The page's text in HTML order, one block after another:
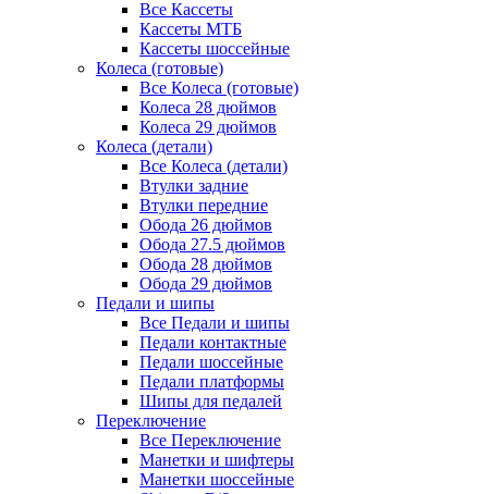
Все Кассеты
Кассеты МТБ
Кассеты шоссейные
Колеса (готовые)
Все Колеса (готовые)
Колеса 28 дюймов
Колеса 29 дюймов
Колеса (детали)
Все Колеса (детали)
Втулки задние
Втулки передние
Обода 26 дюймов
Обода 27.5 дюймов
Обода 28 дюймов
Обода 29 дюймов
Педали и шипы
Все Педали и шипы
Педали контактные
Педали шоссейные
Педали платформы
Шипы для педалей
Переключение
Все Переключение
Манетки и шифтеры
Манетки шоссейные